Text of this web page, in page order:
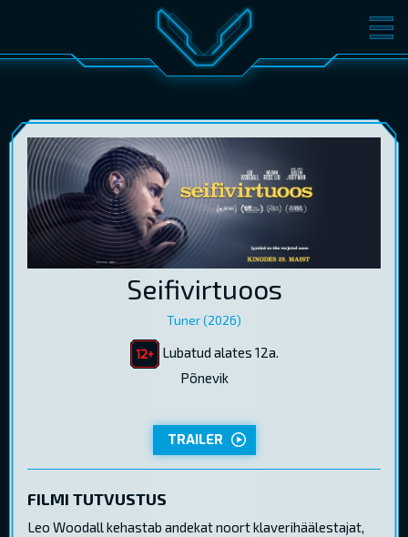
FILMID PILETID
KONVERENTS V-KLUBI
KINKEKAARDID
Seifivirtuoos
Tuner (2026)
Lubatud alates 12a.
Põnevik
TRAILER
FILMI TUTVUSTUS
Leo Woodall kehastab andekat noort klaverihäälestajat,